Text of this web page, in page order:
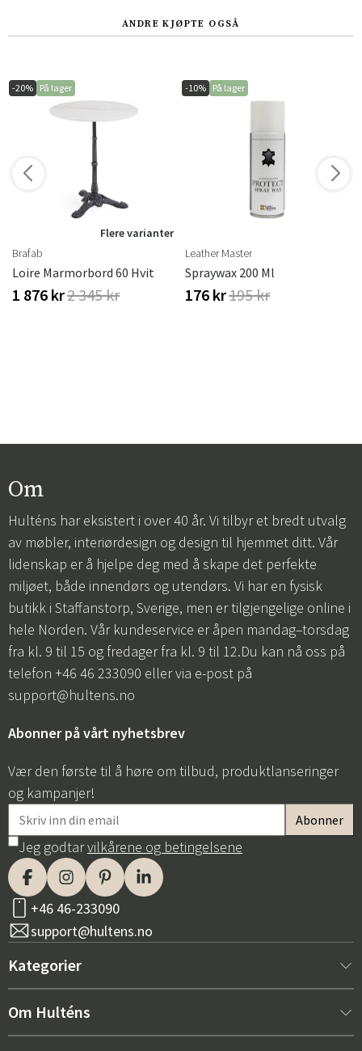
ANDRE KJØPTE OGSÅ
-20% På lager
Flere varianter
Brafab
Loire Marmorbord 60 Hvit
1 876 kr2 345 kr
-10% På lager
Leather Master
Spraywax 200 Ml
176 kr195 kr
Om
Hulténs har eksistert i over 40 år. Vi tilbyr et bredt utvalg
av møbler, interiørdesign og design til hjemmet ditt. Vår
lidenskap er å hjelpe deg med å skape det perfekte
miljøet, både innendørs og utendørs. Vi har en fysisk
butikk i Staffanstorp, Sverige, men er tilgjengelige online i
hele Norden. Vår kundeservice er åpen mandag–torsdag
fra kl. 9 til 15 og fredager fra kl. 9 til 12.Du kan nå oss på
telefon +46 46 233090 eller via e-post på
support@hultens.no
Abonner på vårt nyhetsbrev
Vær den første til å høre om tilbud, produktlanseringer
og kampanjer!
Jeg godtarvilkårene og betingelsene
+46 46-233090
support@hultens.no
Kategorier
Nytt hos oss
Om Hulténs